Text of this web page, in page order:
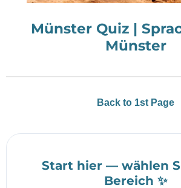
Münster Quiz |
Münster
Back to 1st Page
Start hier — wählen
Bereich ✨